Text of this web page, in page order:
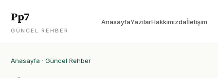
Pp7
GÜNCEL REHBER
AnasayfaYazılarHakkımızdaİletişim
Anasayfa · Güncel Rehber